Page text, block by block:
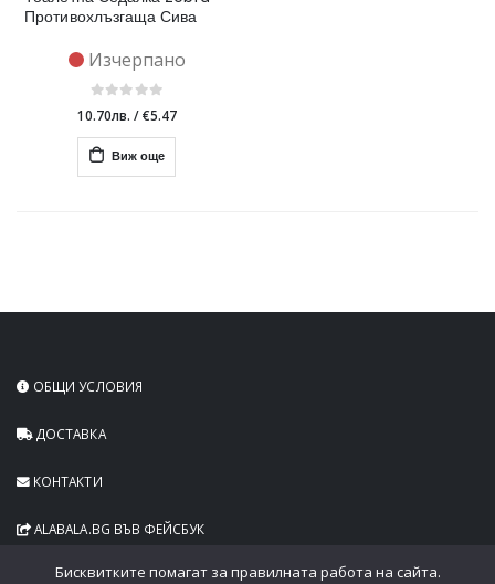
Противохлъзгаща Сива
Изчерпано
10.70лв. /€5.47
Виж още
ОБЩИ УСЛОВИЯ
ДОСТАВКА
КОНТАКТИ
ALABALA.BG ВЪВ ФЕЙСБУК
Бисквитките помагат за правилната работа на сайта.